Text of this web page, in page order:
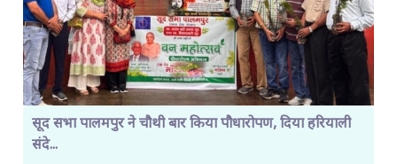
सूद सभा पालमपुर ने चौथी बार किया पौधारोपण, दिया हरियाली
संदे...